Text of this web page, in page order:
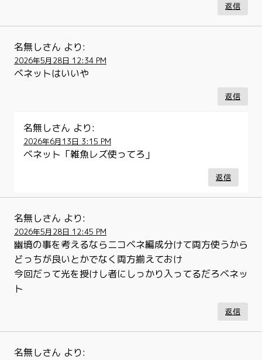
返信
名無しさん より:
2026年5月28日 12:34 PM
ベネットはいいや
返信
名無しさん より:
2026年6月13日 3:15 PM
ベネット「雑魚レズ使ってろ」
返信
名無しさん より:
2026年5月28日 12:45 PM
幽境の事を考えるならニコベネ編成分けて両方使うから
どっちが良いとかでなく両方揃えておけ
今回だって光を授けし者にしっかり入ってるだろベネッ
ト
返信
名無しさん より: